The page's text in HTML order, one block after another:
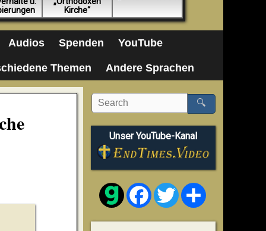
Kirche“
Audios Spenden YouTube
Themen Andere Sprachen
🔍
Unser YouTube-Kanal
FacebookTwitter